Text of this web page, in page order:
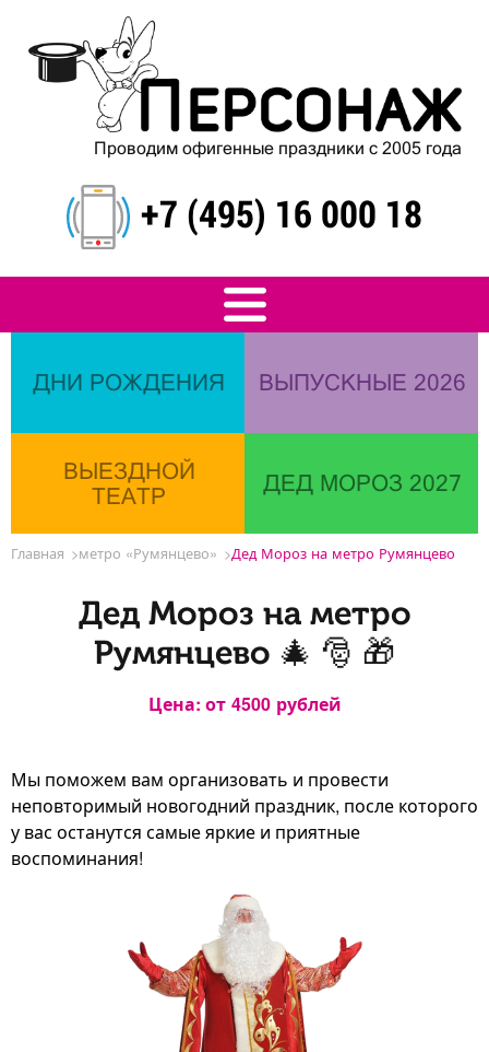
Проводим офигенные праздники с 2005 года
+7 (495) 16 000 18
ДНИ РОЖДЕНИЯ ВЫПУСКНЫЕ 2026
ВЫЕЗДНОЙ
ТЕАТР
ДЕД МОРОЗ 2027
Главная метро «Румянцево» Дед Мороз на метро Румянцево
Дед Мороз на метро
Румянцево 🎄 🎅 🎁
Цена: от 4500 рублей
Мы поможем вам организовать и провести
неповторимый новогодний праздник, после которого
у вас останутся самые яркие и приятные
воспоминания!